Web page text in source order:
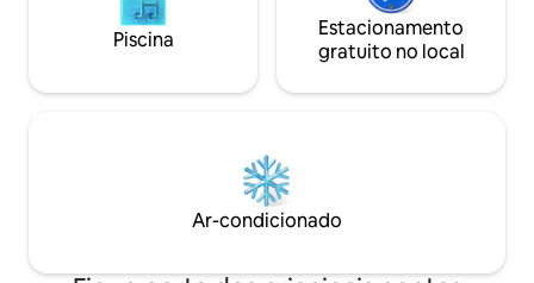
Piscina
Estacionamento
gratuito no local
Ar-condicionado